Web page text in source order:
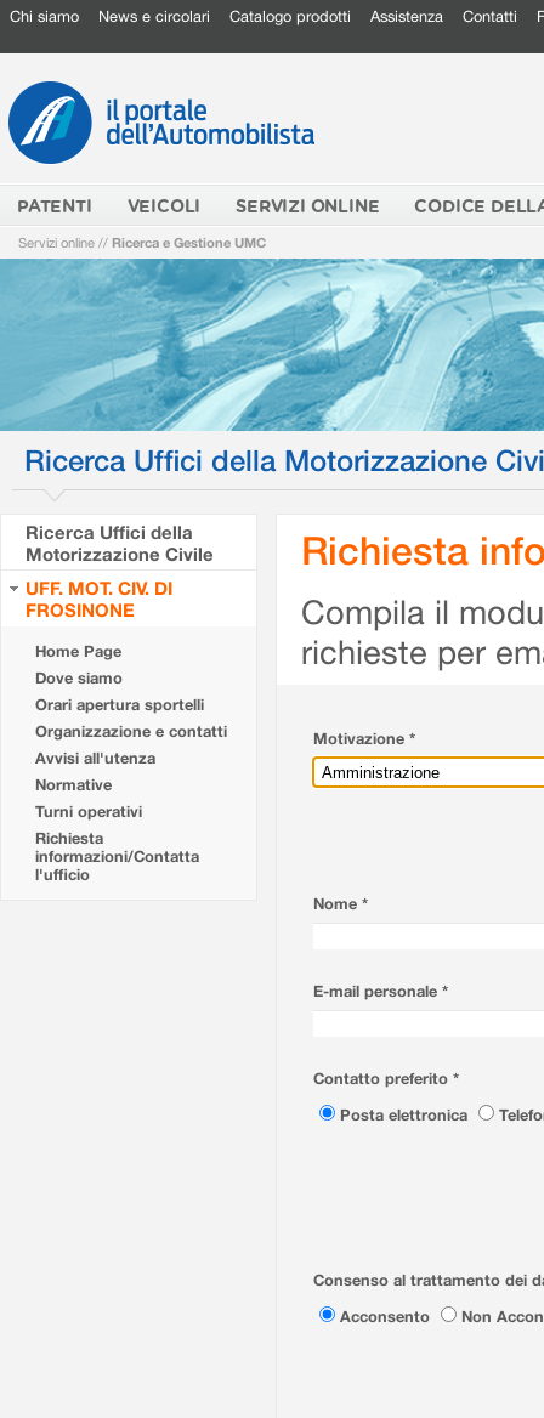
Chi siamo News e circolari Catalogo prodotti Assistenza Contatti
PATENTI VEICOLI SERVIZI ONLINE CODICE
Servizi online // Ricerca e Gestione UMC
Ricerca Uffici della Motorizzazione
Ricerca Uffici della
Motorizzazione Civile
UFF. MOT. CIV. DI
FROSINONE
Home Page
Dove siamo
Orari apertura sportelli
Organizzazione e contatti
Avvisi all'utenza
Normative
Turni operativi
Richiesta
informazioni/Contatta
l'ufficio
Richiesta
Compila il
richieste per
Motivazione *
Nome *
E-mail personale *
Contatto preferito *
Posta elettronica
Consenso al trattamento dei
Acconsento
Non